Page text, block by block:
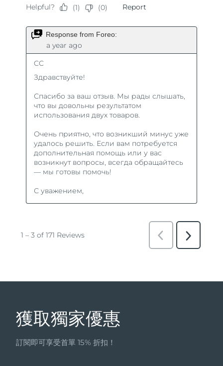
獲取獨家優惠
訂閱即可享受首單 15% 折扣！